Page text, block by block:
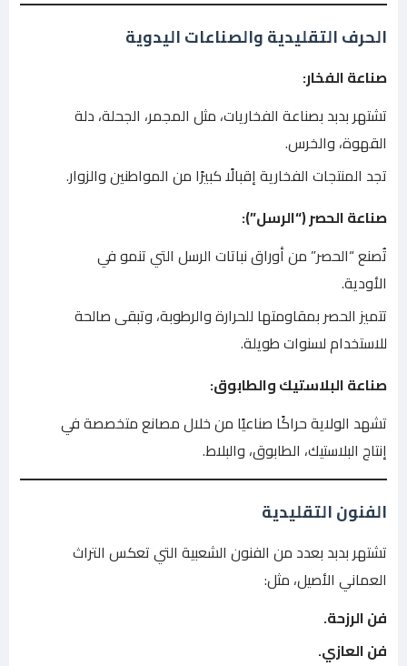
الحرف التقليدية والصناعات اليدوية
صناعة الفخار:
تشتهر بدبد بصناعة الفخاريات، مثل المجمر، الجحلة، دلة
القهوة، والخرس.
تجد المنتجات الفخارية إقبالًا كبيرًا من المواطنين والزوار.
صناعة الحصر (“الرسل”):
تُصنع “الحصر” من أوراق نباتات الرسل التي تنمو في
الأودية.
تتميز الحصر بمقاومتها للحرارة والرطوبة، وتبقى صالحة
للاستخدام لسنوات طويلة.
صناعة البلاستيك والطابوق:
تشهد الولاية حراكًا صناعيًا من خلال مصانع متخصصة في
إنتاج البلاستيك، الطابوق، والبلاط.
الفنون التقليدية
تشتهر بدبد بعدد من الفنون الشعبية التي تعكس التراث
العماني الأصيل، مثل:
فن الرزحة.
فن العازي.